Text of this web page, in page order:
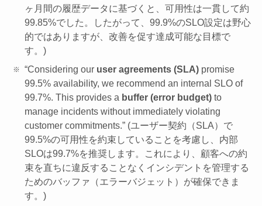
ヶ月間の履歴データに基づくと、可用性は一貫して約
99.85%でした。したがって、99.9%のSLO設定は野心
的ではありますが、改善を促す達成可能な目標で
す。)
“Considering our user agreements (SLA) promise
99.5% availability, we recommend an internal SLO of
99.7%. This provides a buffer (error budget) to
manage incidents without immediately violating
customer commitments.” (ユーザー契約（SLA）で
99.5%の可用性を約束していることを考慮し、内部
SLOは99.7%を推奨します。これにより、顧客への約
束を直ちに違反することなくインシデントを管理する
ためのバッファ（エラーバジェット）が確保できま
す。)